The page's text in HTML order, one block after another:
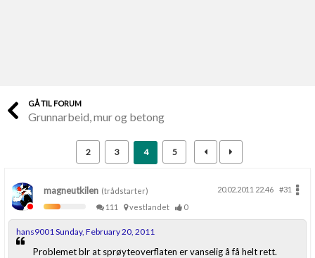
Finn håndverkere
Skaff dokumentasjon som mangler
Kundeservice
Få svar på det du lurer på
GÅ TIL FORUM
Grunnarbeid, mur og betong
2 3 4 5
magneutkilen (trådstarter) 20.02.2011 22.46
#31
111
vestlandet 0
hans9001 Sunday, February 20, 2011
Problemet blr at sprøyteoverflaten er vanselig å få helt rett.